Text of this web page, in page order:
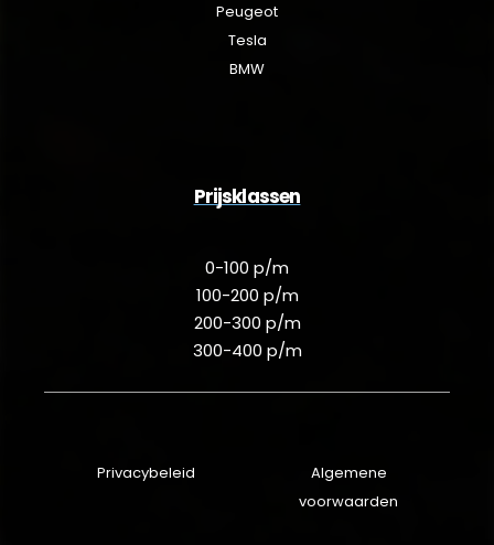
Peugeot
Tesla
BMW
Prijsklassen
0-100 p/m
100-200 p/m
200-300 p/m
300-400 p/m
Privacybeleid
Algemene
voorwaarden